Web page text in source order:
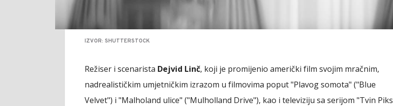
IZVOR: SHUTTERSTOCK
Režiser i scenarista Dejvid Linč, koji je promijenio američki film svojim mračnim,
nadrealističkim umjetničkim izrazom u filmovima poput "Plavog somota" ("Blue
Velvet") i "Malholand ulice" ("Mulholland Drive"), kao i televiziju sa serijom "Tvin